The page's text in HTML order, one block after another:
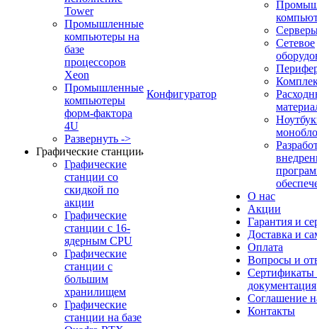
Tower
Промышленные
компьютеры на
базе
процессоров
Xeon
Промышленные
компьютеры
форм-фактора
4U
Развернуть ->
Графические станции
Графические
станции со
скидкой по
акции
Графические
станции с 16-
ядерным CPU
Графические
станции с
большим
хранилищем
Графические
станции на базе
Конфигуратор
Сетевое
О нас
Акции
Гарантия и
Доставка и
Оплата
Вопросы и
Сертификаты
документация
Соглашение
Контакты